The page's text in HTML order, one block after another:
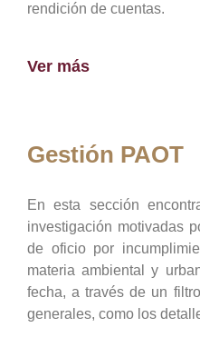
rendición de cuentas.
Ver más
Gestión PAOT
En esta sección
investigación motivadas
de oficio por
materia ambiental y
fecha, a través de un
generales, como los